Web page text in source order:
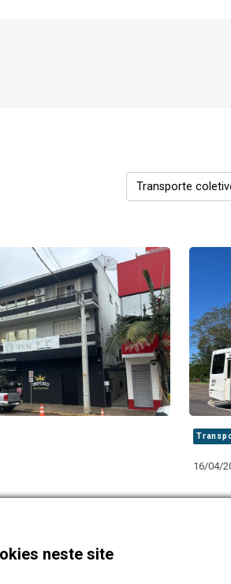
de ônibus buscam dar
16/04/
neste site